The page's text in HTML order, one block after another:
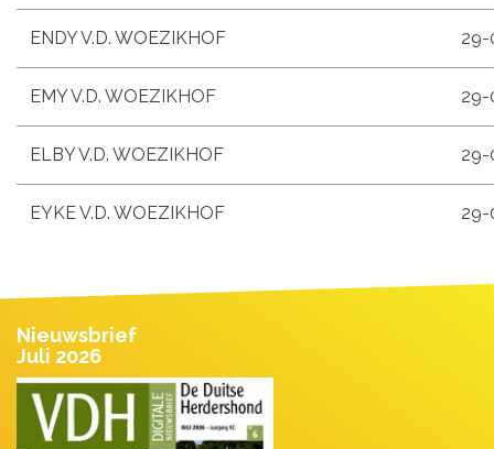
ENDY V.D. WOEZIKHOF 29-
EMY V.D. WOEZIKHOF 29-
ELBY V.D. WOEZIKHOF 29-
EYKE V.D. WOEZIKHOF 29-
Nieuwsbrief
Juli 2026